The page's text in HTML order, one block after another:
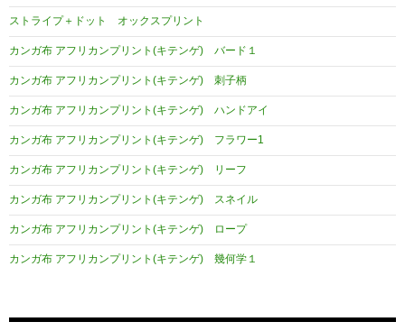
ンストライプ＋ドット オックスプリント
カンガ布 アフリカンプリント(キテンゲ) バード１
カンガ布 アフリカンプリント(キテンゲ) 刺子柄
カンガ布 アフリカンプリント(キテンゲ) ハンドアイ
カンガ布 アフリカンプリント(キテンゲ) フラワー1
カンガ布 アフリカンプリント(キテンゲ) リーフ
カンガ布 アフリカンプリント(キテンゲ) スネイル
カンガ布 アフリカンプリント(キテンゲ) ロープ
カンガ布 アフリカンプリント(キテンゲ) 幾何学１